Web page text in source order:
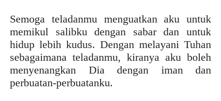
Semoga teladanmu menguatkan aku untuk
memikul salibku dengan sabar dan untuk
hidup lebih kudus. Dengan melayani Tuhan
sebagaimana teladanmu, kiranya aku boleh
menyenangkan Dia dengan iman dan
perbuatan-perbuatanku.